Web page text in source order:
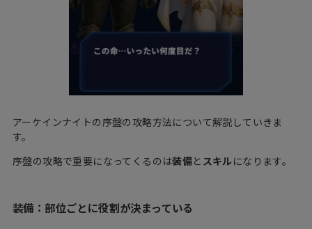
アーケインナイトの序盤の攻略方法について解説していきま
す。
序盤の攻略で重要になってくるのは装備と スキル になります。
装備：部位ごとに役割が決まっている